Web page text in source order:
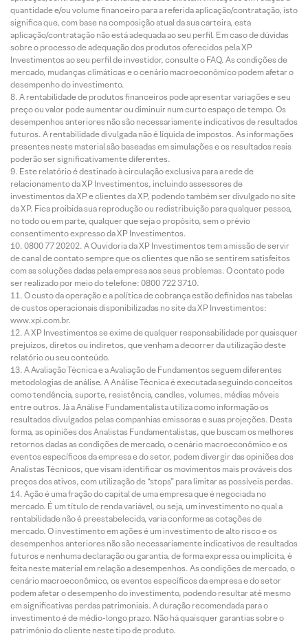
quantidade e/ou volume financeiro para a referida aplicação/contratação, isto
significa que, com base na composição atual da sua carteira, esta
aplicação/contratação não está adequada ao seu perfil. Em caso de dúvidas
sobre o processo de adequação dos produtos oferecidos pela XP
Investimentos ao seu perfil de investidor, consulte o FAQ. As condições de
mercado, mudanças climáticas e o cenário macroeconômico podem afetar o
desempenho do investimento.
A rentabilidade de produtos financeiros pode apresentar variações e seu
preço ou valor pode aumentar ou diminuir num curto espaço de tempo. Os
desempenhos anteriores não são necessariamente indicativos de resultados
futuros. A rentabilidade divulgada não é líquida de impostos. As informações
presentes neste material são baseadas em simulações e os resultados reais
poderão ser significativamente diferentes.
Este relatório é destinado à circulação exclusiva para a rede de
relacionamento da XP Investimentos, incluindo assessores de
investimentos da XP e clientes da XP, podendo também ser divulgado no site
da XP. Fica proibida sua reprodução ou redistribuição para qualquer pessoa,
no todo ou em parte, qualquer que seja o propósito, sem o prévio
consentimento expresso da XP Investimentos.
0800 77 20202. A Ouvidoria da XP Investimentos tem a missão de servir
de canal de contato sempre que os clientes que não se sentirem satisfeitos
com as soluções dadas pela empresa aos seus problemas. O contato pode
ser realizado por meio do telefone: 0800 722 3710.
O custo da operação e a política de cobrança estão definidos nas tabelas
de custos operacionais disponibilizadas no site da XP Investimentos:
www.xpi.com.br.
A XP Investimentos se exime de qualquer responsabilidade por quaisquer
prejuízos, diretos ou indiretos, que venham a decorrer da utilização deste
relatório ou seu conteúdo.
A Avaliação Técnica e a Avaliação de Fundamentos seguem diferentes
metodologias de análise. A Análise Técnica é executada seguindo conceitos
como tendência, suporte, resistência, candles, volumes, médias móveis
entre outros. Já a Análise Fundamentalista utiliza como informação os
resultados divulgados pelas companhias emissoras e suas projeções. Desta
forma, as opiniões dos Analistas Fundamentalistas, que buscam os melhores
retornos dadas as condições de mercado, o cenário macroeconômico e os
eventos específicos da empresa e do setor, podem divergir das opiniões dos
Analistas Técnicos, que visam identificar os movimentos mais prováveis dos
preços dos ativos, com utilização de “stops” para limitar as possíveis perdas.
Ação é uma fração do capital de uma empresa que é negociada no
mercado. É um título de renda variável, ou seja, um investimento no qual a
rentabilidade não é preestabelecida, varia conforme as cotações de
mercado. O investimento em ações é um investimento de alto risco e os
desempenhos anteriores não são necessariamente indicativos de resultados
futuros e nenhuma declaração ou garantia, de forma expressa ou implícita, é
feita neste material em relação a desempenhos. As condições de mercado, o
cenário macroeconômico, os eventos específicos da empresa e do setor
podem afetar o desempenho do investimento, podendo resultar até mesmo
em significativas perdas patrimoniais. A duração recomendada para o
investimento é de médio-longo prazo. Não há quaisquer garantias sobre o
patrimônio do cliente neste tipo de produto.